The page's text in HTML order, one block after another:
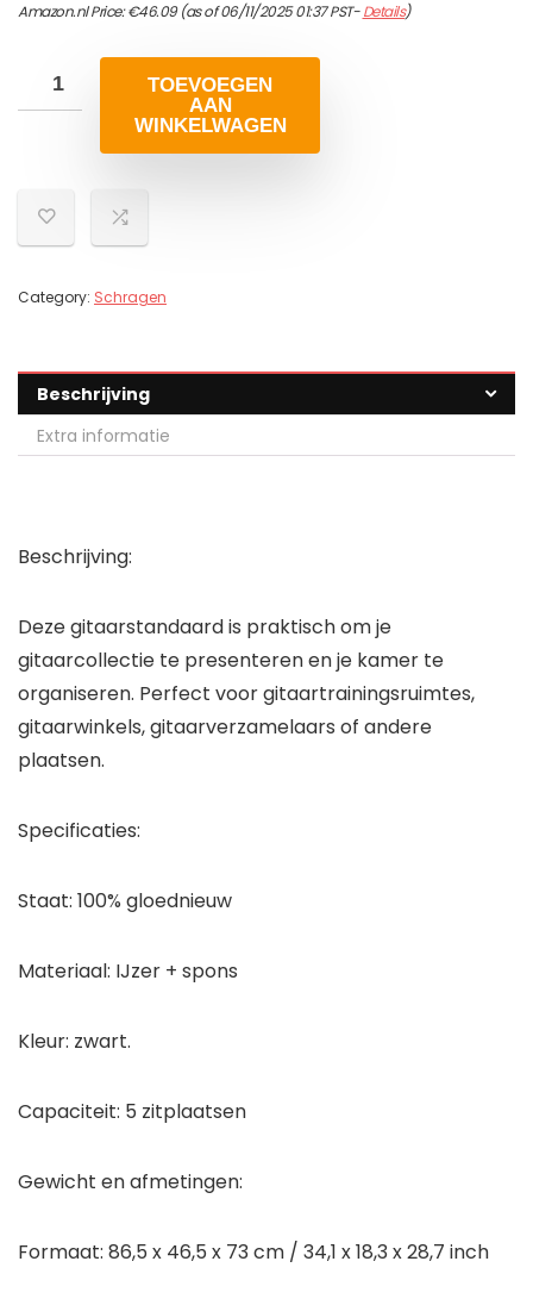
Amazon.nl Price:€46.09(as of 06/11/2025 01:37 PST-Details)
TOEVOEGEN
AAN
WINKELWAGEN
Category: Schragen
Beschrijving
Extra informatie
Beschrijving:
Deze gitaarstandaard is praktisch om je
gitaarcollectie te presenteren en je kamer te
organiseren. Perfect voor gitaartrainingsruimtes,
gitaarwinkels, gitaarverzamelaars of andere
plaatsen.
Specificaties:
Staat: 100% gloednieuw
Materiaal: IJzer + spons
Kleur: zwart.
Capaciteit: 5 zitplaatsen
Gewicht en afmetingen:
Formaat: 86,5 x 46,5 x 73 cm / 34,1 x 18,3 x 28,7 inch